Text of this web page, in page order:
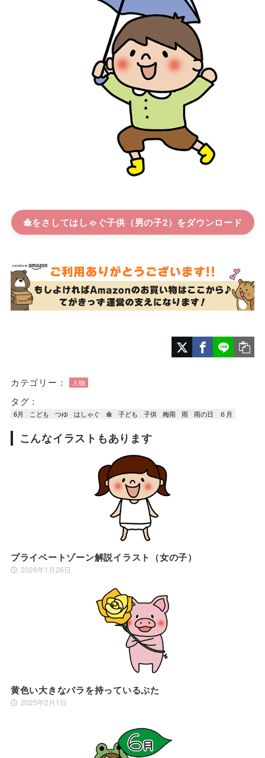
傘をさしてはしゃぐ子供（男の子2）
カテゴリー： 人物
タグ：
6月 こども つゆ はしゃぐ 傘 子ども 子供 梅雨 雨 雨の日 ６月
こんなイラストもあります
プライベートゾーン解説イラスト（女の子）
2026年1月26日
黄色い大きなバラを持っているぶた
2025年2月1日